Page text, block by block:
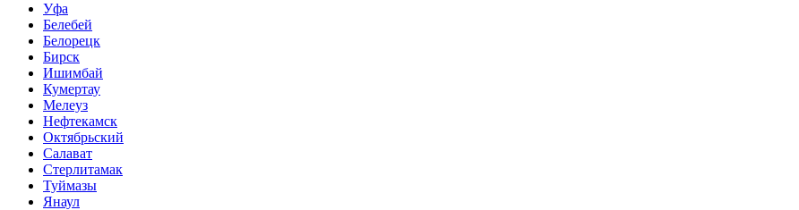
Уфа
Белебей
Белорецк
Бирск
Ишимбай
Кумертау
Мелеуз
Нефтекамск
Октябрьский
Салават
Стерлитамак
Туймазы
Янаул